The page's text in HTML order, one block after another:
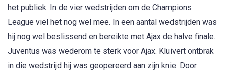
het publiek. In de vier wedstrijden om de Champions
League viel het nog wel mee. In een aantal wedstrijden was
hij nog wel beslissend en bereikte met Ajax de halve finale.
Juventus was wederom te sterk voor Ajax. Kluivert ontbrak
in die wedstrijd hij was geopereerd aan zijn knie. Door